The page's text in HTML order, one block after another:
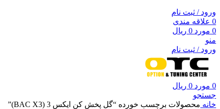
ورود / ثبت نام
0 علاقه مندی
0 مورد 0 ریال
منو
ورود / ثبت نام
0 مورد 0 ریال
جستجو
خانه محصولات برچسب خورده “گل پخش کن ایکس 3 (BAC X3)”